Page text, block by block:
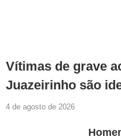
Vítimas de grave
Juazeirinho são
4 de agosto de 2026